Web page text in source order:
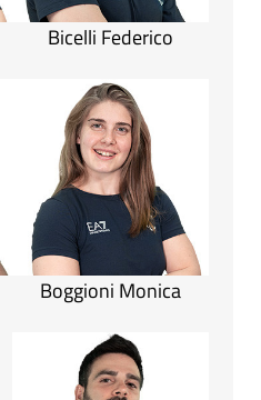
Bicelli Federico
Boggioni Monica